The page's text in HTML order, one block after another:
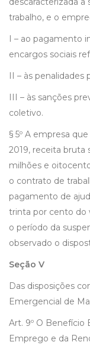
trabalho, e o
I – ao pagamento
encargos sociais
II – às penalidades
III – às sanções
coletivo.
§ 5º A empresa
2019, receita
milhões e
o contrato de
pagamento de
trinta por cento do
o período da
observado o
Seção V
Das disposições
Emergencial de
Art. 9º O Benefício
Emprego e da